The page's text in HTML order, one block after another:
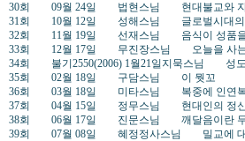
30회 09월 24일 법현스님 현대불교와 자
31회 10월 12일 성해스님 글로벌시대의
32회 11월 19일 선재스님 음식이 성품을
33회 12월 17일 무진장스님 오늘을 사는
34회 불기2550(2006) 1월21일지묵스님 성도
35회 02월 18일 구담스님 이 뭣꼬
36회 03월 18일 미타스님 복중에 인연복
37회 04월 15일 정무스님 현대인의 정신
38회 06월 17일 진문스님 깨달음이란 무
39회 07월 08일 혜정정사스님 밀교에 대